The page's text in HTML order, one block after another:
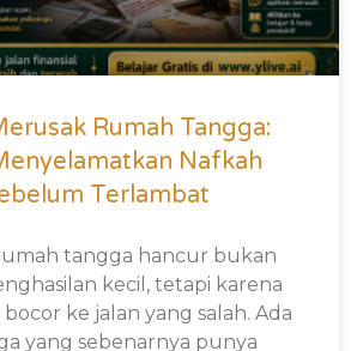
Rumah Tangga:
Nafkah
Terlambat
tangga hancur bukan
kecil, tetapi karena
ke jalan yang salah. Ada
yang sebenarnya punya